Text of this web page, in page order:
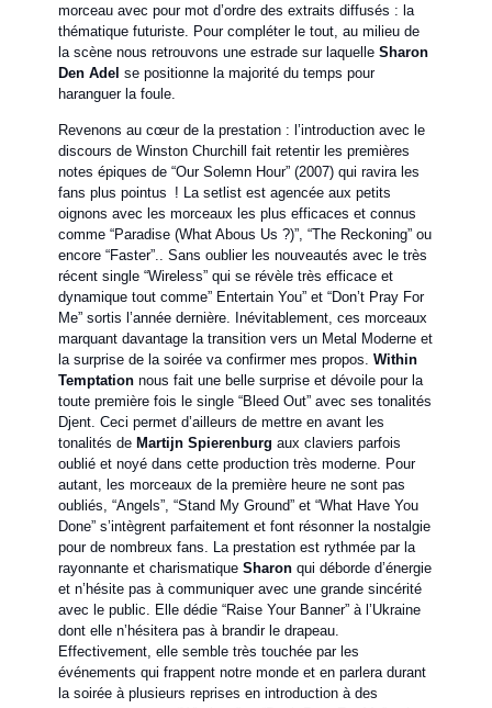
morceau avec pour mot d’ordre des extraits diffusés : la
thématique futuriste. Pour compléter le tout, au milieu de
la scène nous retrouvons une estrade sur laquelle Sharon
Den Adel se positionne la majorité du temps pour
haranguer la foule.
Revenons au cœur de la prestation : l’introduction avec le
discours de Winston Churchill fait retentir les premières
notes épiques de “Our Solemn Hour” (2007) qui ravira les
fans plus pointus ! La setlist est agencée aux petits
oignons avec les morceaux les plus efficaces et connus
comme “Paradise (What Abous Us ?)”, “The Reckoning” ou
encore “Faster”.. Sans oublier les nouveautés avec le très
récent single “Wireless” qui se révèle très efficace et
dynamique tout comme” Entertain You” et “Don’t Pray For
Me” sortis l’année dernière. Inévitablement, ces morceaux
marquant davantage la transition vers un Metal Moderne et
la surprise de la soirée va confirmer mes propos. Within
Temptationnous fait une belle surprise et dévoile pour la
toute première fois le single “Bleed Out” avec ses tonalités
Djent. Ceci permet d’ailleurs de mettre en avant les
tonalités de Martijn Spierenburg aux claviers parfois
oublié et noyé dans cette production très moderne. Pour
autant, les morceaux de la première heure ne sont pas
oubliés, “Angels”, “Stand My Ground” et “What Have You
Done” s’intègrent parfaitement et font résonner la nostalgie
pour de nombreux fans. La prestation est rythmée par la
rayonnante et charismatique Sharonqui déborde d’énergie
et n’hésite pas à communiquer avec une grande sincérité
avec le public. Elle dédie “Raise Your Banner” à l’Ukraine
dont elle n’hésitera pas à brandir le drapeau.
Effectivement, elle semble très touchée par les
événements qui frappent notre monde et en parlera durant
la soirée à plusieurs reprises en introduction à des